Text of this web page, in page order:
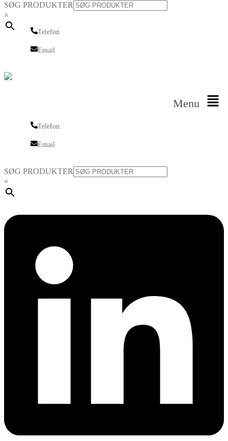
SØG PRODUKTER
×
Telefon
Email
Menu
Telefon
Email
SØG PRODUKTER
×